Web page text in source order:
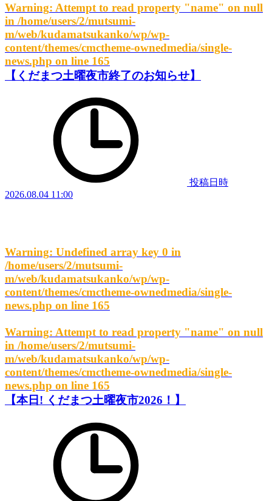
Warning: Attempt to read property "name" on null
in /home/users/2/mutsumi-
m/web/kudamatsukanko/wp/wp-
content/themes/cmctheme-ownedmedia/single-
news.php on line 165
【くだまつ土曜夜市終了のお知らせ】
投稿日時
2026.08.04 11:00
Warning: Undefined array key 0 in
/home/users/2/mutsumi-
m/web/kudamatsukanko/wp/wp-
content/themes/cmctheme-ownedmedia/single-
news.php on line 165
Warning: Attempt to read property "name" on null
in /home/users/2/mutsumi-
m/web/kudamatsukanko/wp/wp-
content/themes/cmctheme-ownedmedia/single-
news.php on line 165
【本日! くだまつ土曜夜市2026！】